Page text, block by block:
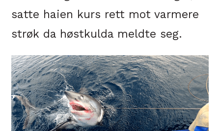
satte haien kurs rett mot varmere
strøk da høstkulda meldte seg.